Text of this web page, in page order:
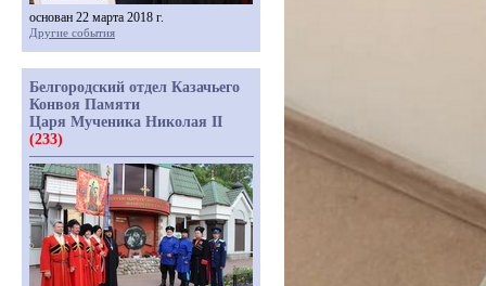
основан 22 марта 2018 г.
Другие события
Белгородский отдел Казачьего
Конвоя Памяти
Царя Мученика Николая II
(233)